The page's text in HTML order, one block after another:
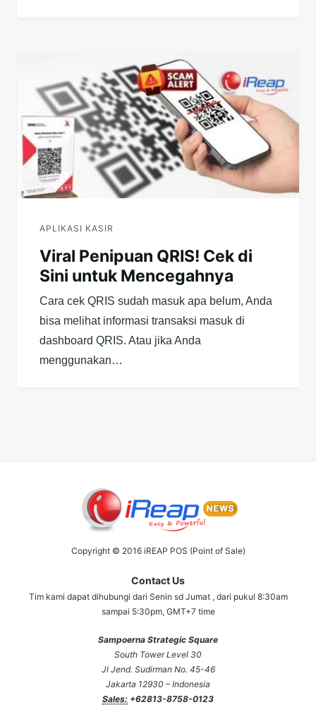
APLIKASI KASIR
Viral Penipuan QRIS! Cek di
Sini untuk Mencegahnya
Cara cek QRIS sudah masuk apa belum, Anda
bisa melihat informasi transaksi masuk di
dashboard QRIS. Atau jika Anda
menggunakan…
Copyright © 2016 iREAP POS (Point of Sale)
Contact Us
Tim kami dapat dihubungi dari Senin sd Jumat , dari pukul 8:30am
sampai 5:30pm, GMT+7 time
Sampoerna Strategic Square
South Tower Level 30
Jl Jend. Sudirman No. 45-46
Jakarta 12930 – Indonesia
Sales: +62813-8758-0123